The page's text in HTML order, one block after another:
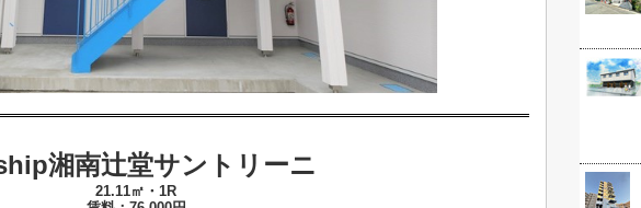
湘南辻堂サントリーニ
21.11㎡・1R